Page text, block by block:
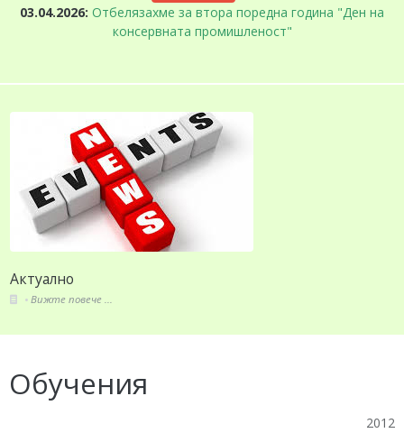
03.04.2026: Отбелязахме за втора поредна година "Ден на
консервната промишленост"
Актуално
Вижте повече ...
Обучения
2012